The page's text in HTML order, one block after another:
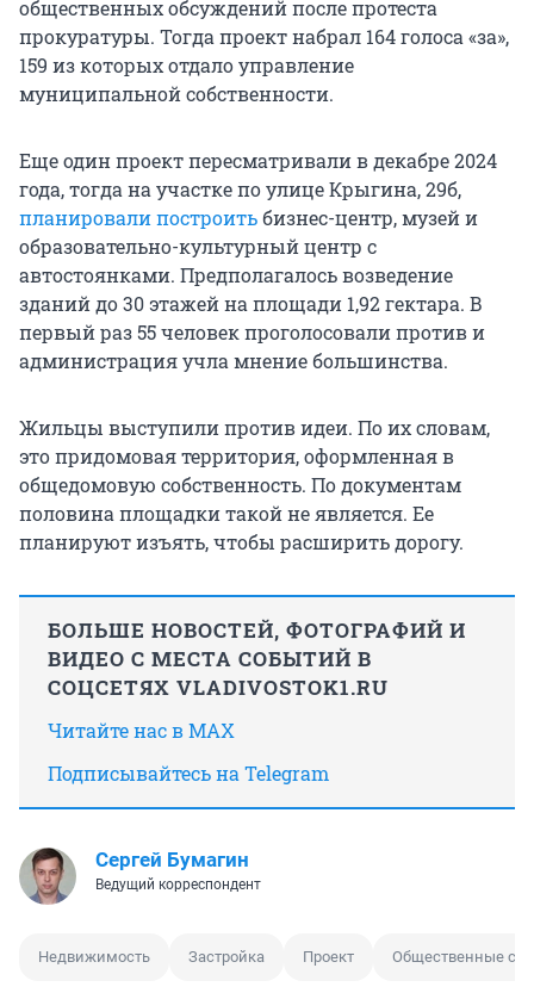
общественных обсуждений после протеста
прокуратуры. Тогда проект набрал 164 голоса «за»,
159 из которых отдало управление
муниципальной собственности.
Еще один проект пересматривали в декабре 2024
года, тогда на участке по улице Крыгина, 29б,
планировали построитьбизнес-центр, музей и
образовательно-культурный центр с
автостоянками. Предполагалось возведение
зданий до 30 этажей на площади 1,92 гектара. В
первый раз 55 человек проголосовали против и
администрация учла мнение большинства.
Жильцы выступили против идеи. По их словам,
это придомовая территория, оформленная в
общедомовую собственность. По документам
половина площадки такой не является. Ее
планируют изъять, чтобы расширить дорогу.
БОЛЬШЕ НОВОСТЕЙ, ФОТОГРАФИЙ И
ВИДЕО С МЕСТА СОБЫТИЙ В
СОЦСЕТЯХ VLADIVOSTOK1.RU
Читайте нас в MAX
Подписывайтесь на Telegram
Сергей Бумагин
Ведущий корреспондент
Недвижимость Застройка Проект Общественные